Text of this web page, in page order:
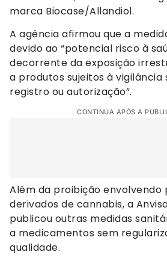
marca Biocase/Allandiol.
A agência afirmou que a
devido ao “potencial risco à
decorrente da exposição
a produtos sujeitos à vigilância
registro ou autorização”.
CONTINUA APÓS A
Além da proibição envolvendo
derivados de cannabis, a
publicou outras medidas
a medicamentos sem
qualidade.